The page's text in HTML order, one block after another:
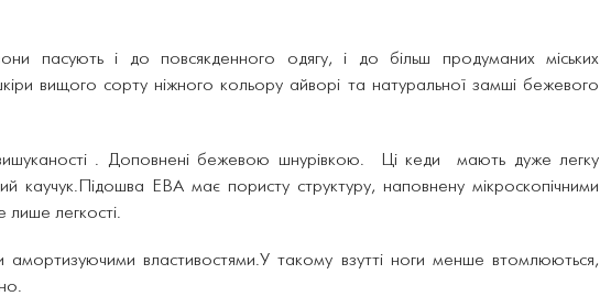
вони пасують і до повсякденного одягу, і до більш продуманих міських
вищого сорту ніжного кольору айворі та натуральної замші бежевого
. Доповнені бежевою шнурівкою.
Ці кеди мають дуже легку
каучук.Підошва ЕВА має пористу структуру, наповнену мікроскопічними
лише легкості.
властивостями.У такому взутті ноги менше втомлюються,